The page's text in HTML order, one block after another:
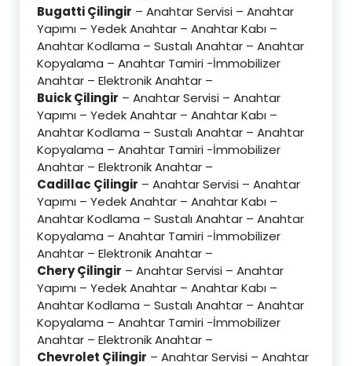
Bugatti Çilingir – Anahtar Servisi – Anahtar
Yapımı – Yedek Anahtar – Anahtar Kabı –
Anahtar Kodlama – Sustalı Anahtar – Anahtar
Kopyalama – Anahtar Tamiri -İmmobilizer
Anahtar – Elektronik Anahtar –
Buick Çilingir – Anahtar Servisi – Anahtar
Yapımı – Yedek Anahtar – Anahtar Kabı –
Anahtar Kodlama – Sustalı Anahtar – Anahtar
Kopyalama – Anahtar Tamiri -İmmobilizer
Anahtar – Elektronik Anahtar –
Cadillac Çilingir – Anahtar Servisi – Anahtar
Yapımı – Yedek Anahtar – Anahtar Kabı –
Anahtar Kodlama – Sustalı Anahtar – Anahtar
Kopyalama – Anahtar Tamiri -İmmobilizer
Anahtar – Elektronik Anahtar –
Chery Çilingir – Anahtar Servisi – Anahtar
Yapımı – Yedek Anahtar – Anahtar Kabı –
Anahtar Kodlama – Sustalı Anahtar – Anahtar
Kopyalama – Anahtar Tamiri -İmmobilizer
Anahtar – Elektronik Anahtar –
Chevrolet Çilingir – Anahtar Servisi – Anahtar